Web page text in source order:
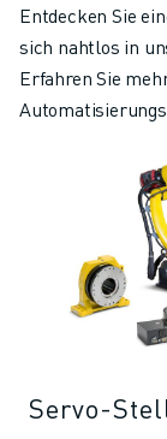
Entdecken Sie
sich nahtlos in
Erfahren Sie
Servo-